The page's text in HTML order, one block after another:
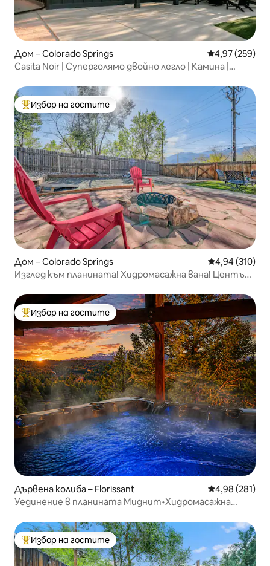
Дом – Colorado Springs Средна
4,97 (259)
Casita Noir | Суперголямо двойно легло | Камина |
Най-популярен избор на гостите
Избор на гостите
Дом – Colorado Springs Средна
4,94 (310)
Изглед към планината! Хидромасажна вана! Център!
Най-популярен избор на гостите
Избор на гостите
Дървена колиба – Florissant Средна
4,98 (281)
Уединение в планината Миднит•Хидромасажна
Най-популярен избор на гостите
Избор на гостите